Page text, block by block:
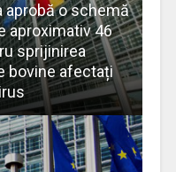
aprobă o schemă
aproximativ 46
sprijinirea
bovine afectați